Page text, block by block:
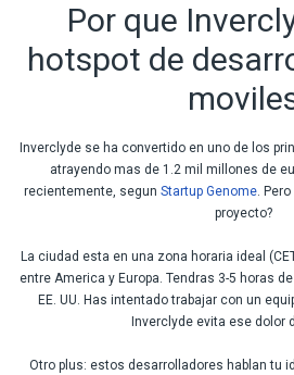
Por que
hotspot de
Inverclyde se ha convertido en uno de los
atrayendo mas de 1.2 mil millones de
recientemente, segun Startup Genome.
proyecto?
La ciudad esta en una zona horaria ideal
entre America y Europa. Tendras 3-5 horas
EE. UU. Has intentado trabajar con un
Inverclyde evita ese dolor
Otro plus: estos desarrolladores hablan tu